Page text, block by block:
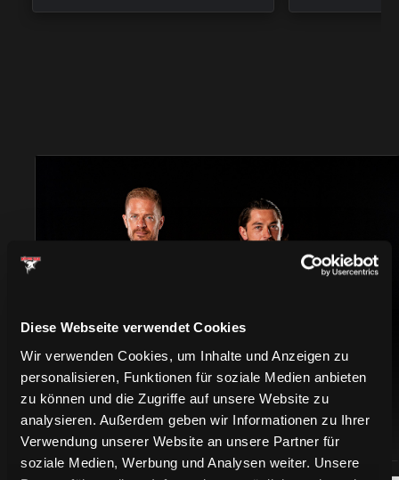
Diese Webseite verwendet Cookies
Wir verwenden Cookies, um Inhalte und Anzeigen zu
personalisieren, Funktionen für soziale Medien anbieten
zu können und die Zugriffe auf unsere Website zu
analysieren. Außerdem geben wir Informationen zu Ihrer
Verwendung unserer Website an unsere Partner für
soziale Medien, Werbung und Analysen weiter. Unsere